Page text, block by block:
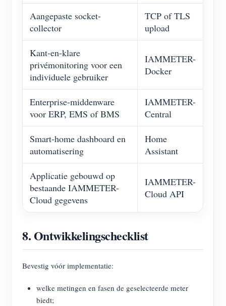
Aangepaste socket-
collector
TCP of TLS
upload
Kant-en-klare
privémonitoring voor een
individuele gebruiker
IAMMETER-
Docker
Enterprise-middenware
voor ERP, EMS of BMS
IAMMETER-
Central
Smart-home dashboard en
automatisering
Home
Assistant
Applicatie gebouwd op
bestaande IAMMETER-
Cloud gegevens
IAMMETER-
Cloud API
8. Ontwikkelingschecklist
Bevestig vóór implementatie:
welke metingen en fasen de geselecteerde meter
biedt;